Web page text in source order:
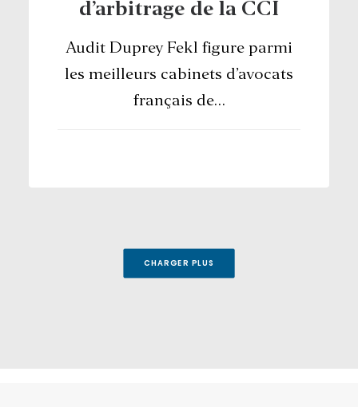
d’arbitrage de la CCI
Audit Duprey Fekl figure parmi
les meilleurs cabinets d’avocats
français de…
CHARGER PLUS